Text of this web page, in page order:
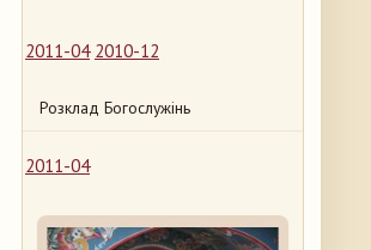
2011-04 2010-12
Розклад Богослужінь
2011-04